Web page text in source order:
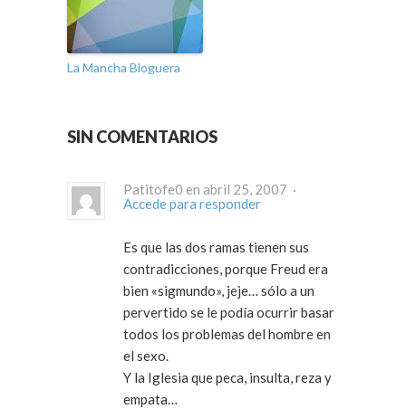
La Mancha Bloguera
SIN COMENTARIOS
Patitofe0 en abril 25, 2007 ·
Accede para responder
Es que las dos ramas tienen sus
contradicciones, porque Freud era
bien «sigmundo», jeje… sólo a un
pervertido se le podía ocurrir basar
todos los problemas del hombre en
el sexo.
Y la Iglesia que peca, insulta, reza y
empata…